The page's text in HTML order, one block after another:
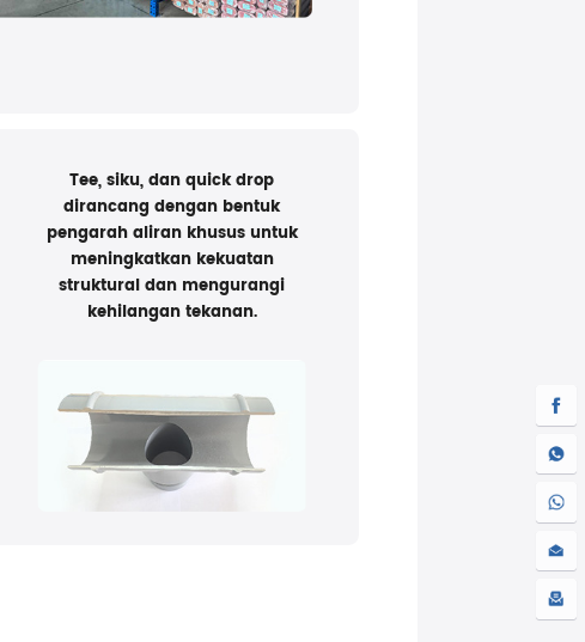
Tee, siku, dan quick drop
dirancang dengan bentuk
pengarah aliran khusus untuk
meningkatkan kekuatan
struktural dan mengurangi
kehilangan tekanan.